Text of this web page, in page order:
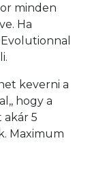
minden
Ha
keverni a
hogy a
5
Maximum